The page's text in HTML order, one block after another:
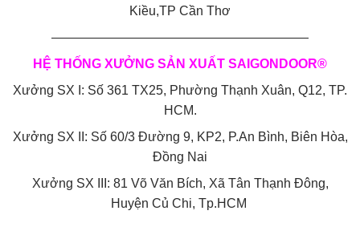
Kiều,TP Cần Thơ
————————————————————
HỆ THỐNG XƯỞNG SẢN XUẤT SAIGONDOOR®
Xưởng SX I: Số 361 TX25, Phường Thạnh Xuân, Q12, TP.
HCM.
Xưởng SX II: Số 60/3 Đường 9, KP2, P.An Bình, Biên Hòa,
Đồng Nai
Xưởng SX III: 81 Võ Văn Bích, Xã Tân Thạnh Đông,
Huyện Củ Chi, Tp.HCM